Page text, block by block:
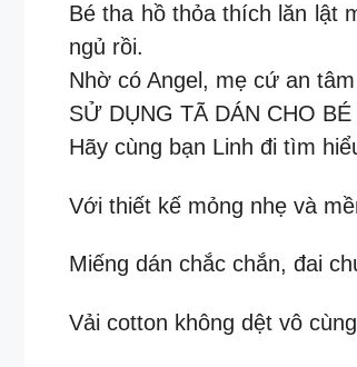
Bé tha hồ thỏa thích lăn lật
ngủ rồi.
Nhờ có Angel, mẹ cứ an
SỬ DỤNG TÃ DÁN CHO
Hãy cùng bạn Linh đi tìm
Với thiết kế mỏng nhẹ và
Miếng dán chắc chắn, đai
Vải cotton không dệt vô